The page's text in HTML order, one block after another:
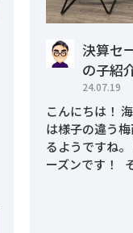
決算セ
の子紹
24.07.19
こんにちは！
は様子の違う
るようですね
ーズンです！